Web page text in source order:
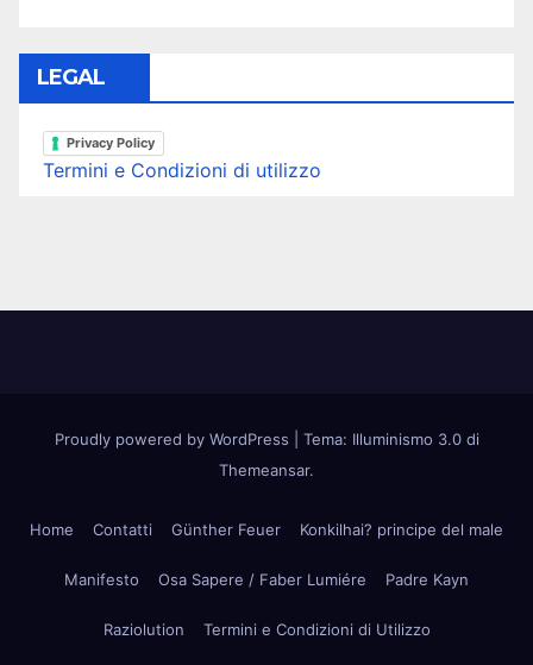
LEGAL
Privacy Policy
Termini e Condizioni di utilizzo
Proudly powered by WordPress
Tema: Illuminismo 3.0 di
Themeansar.
Home Contatti Günther Feuer Konkilhai? principe del male
Manifesto Osa Sapere / Faber Lumiére Padre Kayn
Raziolution Termini e Condizioni di Utilizzo